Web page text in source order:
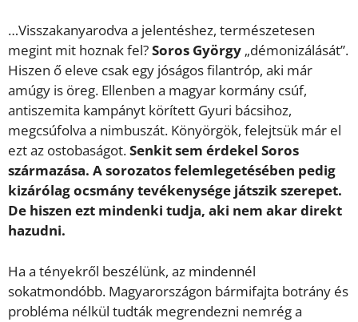
…Visszakanyarodva a jelentéshez, természetesen
megint mit hoznak fel?Soros György „démonizálását”.
Hiszen ő eleve csak egy jóságos filantróp, aki már
amúgy is öreg. Ellenben a magyar kormány csúf,
antiszemita kampányt körített Gyuri bácsihoz,
megcsúfolva a nimbuszát. Könyörgök, felejtsük már el
ezt az ostobaságot.Senkit sem érdekel Soros
származása. A sorozatos felemlegetésében pedig
kizárólag ocsmány tevékenysége játszik szerepet.
De hiszen ezt mindenki tudja, aki nem akar direkt
hazudni.
Ha a tényekről beszélünk, az mindennél
sokatmondóbb. Magyarországon bármifajta botrány és
probléma nélkül tudták megrendezni nemrég a